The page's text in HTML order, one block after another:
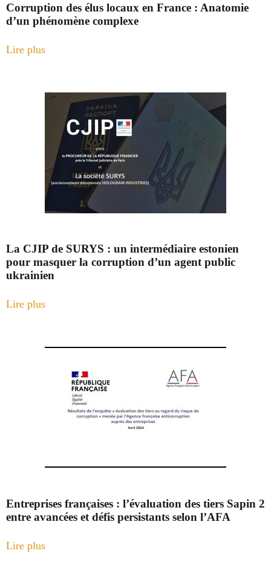
Corruption des élus locaux en France : Anatomie
d’un phénomène complexe
Lire plus
La CJIP de SURYS : un intermédiaire estonien
pour masquer la corruption d’un agent public
ukrainien
Lire plus
Entreprises françaises : l’évaluation des tiers Sapin 2
entre avancées et défis persistants selon l’AFA
Lire plus